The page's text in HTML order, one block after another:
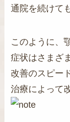
通院を続けて
このように、
症状はさまざ
改善のスピー
治療によって